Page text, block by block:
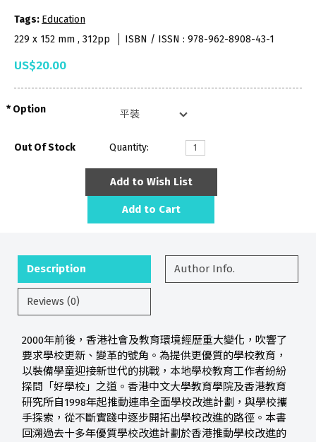
Tags: Education
229 x 152 mm , 312pp
ISBN / ISSN : 978-962-8908-43-1
US$20.00
Option
Out Of Stock Quantity:
Add to Wish List
Add to Cart
Description Author Info.
Reviews (0)
2000年前後，香港社會及教育環境經歷重大變化，吹響了
要求學校更新、變革的號角。為提供更優質的學校教育，
以裝備學童迎接新世代的挑戰，本地學校教育工作者紛紛
探問「好學校」之道。香港中文大學教育學院及香港教育
研究所自1998年起推動連串全面學校改進計劃，與學校攜
手探索，從不斷實踐中逐步開拓出學校改進的路徑。本書
回溯過去十多年優質學校改進計劃於香港推動學校改進的